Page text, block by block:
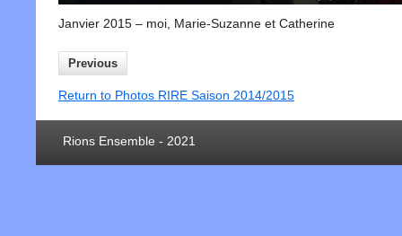
Janvier 2015 – moi, Marie-Suzanne et Catherine
Previous
Return to Photos RIRE Saison 2014/2015
Rions Ensemble - 2021